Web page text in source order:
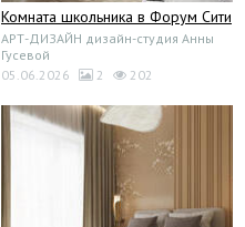
Комната школьника в Форум Сити
АРТ-ДИЗАЙН дизайн-студия Анны
Гусевой
05.06.2026
2 202